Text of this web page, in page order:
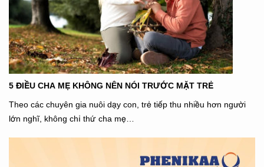
5 ĐIỀU CHA MẸ KHÔNG NÊN NÓI TRƯỚC MẶT TRẺ
Theo các chuyên gia nuôi dạy con, trẻ tiếp thu nhiều hơn người
lớn nghĩ, không chỉ thứ cha mẹ…